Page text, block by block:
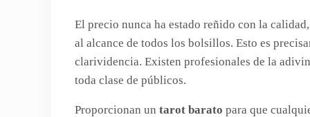
El precio nunca ha estado reñido con la
al alcance de todos los bolsillos. Esto es
clarividencia. Existen profesionales de la
toda clase de públicos.
Proporcionan un tarot barato para que